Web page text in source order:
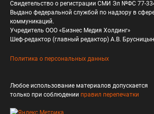
Свидетельство о регистрации СМИ Эл №ФС 77-
Выдано федеральной службой по надзору в
коммуникаций.
Учредитель ООО «Бизнес Медия Холдинг»
Шеф-редактор (главный редактор) А.В. Брусницын
Политика о персональных данных
Любое использование материалов допускается
только при соблюдении правил перепечатки